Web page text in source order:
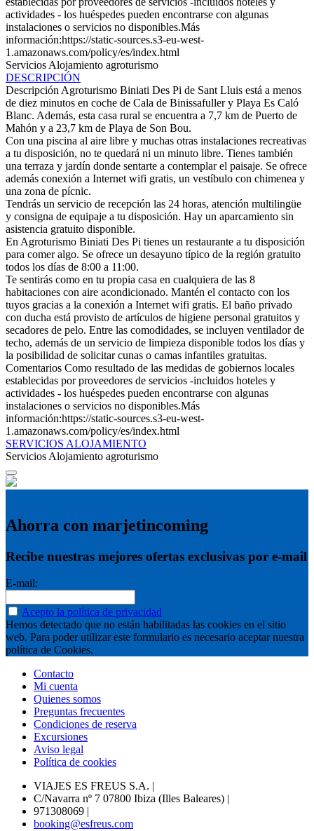
actividades - los huéspedes pueden encontrarse con algunas
instalaciones o servicios no disponibles.Más
información:https://static-sources.s3-eu-west-
1.amazonaws.com/policy/es/index.html
Servicios Alojamiento agroturismo
DESCRIPCIÓN
Descripción Agroturismo Biniati Des Pi de Sant Lluis está a menos
de diez minutos en coche de Cala de Binissafuller y Playa Es Caló
Blanc. Además, esta casa rural se encuentra a 7,7 km de Puerto de
Mahón y a 23,7 km de Playa de Son Bou.
Con una piscina al aire libre y muchas otras instalaciones recreativas
a tu disposición, no te quedará ni un minuto libre. Tienes también
una terraza y jardín donde sentarte a contemplar el paisaje. Se ofrece
además conexión a Internet wifi gratis, un vestíbulo con chimenea y
una zona de pícnic.
Tendrás un servicio de recepción las 24 horas, atención multilingüe
y consigna de equipaje a tu disposición. Hay un aparcamiento sin
asistencia gratuito disponible.
En Agroturismo Biniati Des Pi tienes un restaurante a tu disposición
para comer algo. Se ofrece un desayuno típico de la región gratuito
todos los días de 8:00 a 11:00.
Te sentirás como en tu propia casa en cualquiera de las 8
habitaciones con aire acondicionado. Mantén el contacto con los
tuyos gracias a la conexión a Internet wifi gratis. El baño privado
con ducha está provisto de artículos de higiene personal gratuitos y
secadores de pelo. Entre las comodidades, se incluyen ventilador de
techo, además de un servicio de limpieza disponible todos los días y
la posibilidad de solicitar cunas o camas infantiles gratuitas.
Comentarios Como resultado de las medidas de gobiernos locales
establecidas por proveedores de servicios -incluidos hoteles y
actividades - los huéspedes pueden encontrarse con algunas
instalaciones o servicios no disponibles.Más
información:https://static-sources.s3-eu-west-
1.amazonaws.com/policy/es/index.html
SERVICIOS ALOJAMIENTO
Servicios Alojamiento agroturismo
Ahorra con marjetincoming
Recibe nuestras mejores ofertas exclusivas por e-mail
E-mail:
Acepto la política de privacidad
Hemos detectado que no están habilitadas las cookies en el sitio
web. Para poder utilizar este formulario es necesario aceptar nuestra
política de Cookies.
Contacto
Mi cuenta
Quienes somos
Preguntas frecuentes
Condiciones de reserva
Excursiones
Aviso legal
Política de cookies
VIAJES ES FREUS S.A.
C/Navarra nº 7 07800 Ibiza (Illes Baleares)
971308069
booking@esfreus.com